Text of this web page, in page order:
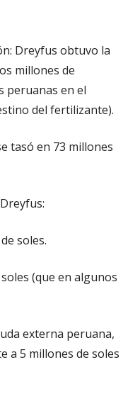
Dreyfus obtuvo la
millones de
peruanas en el
del fertilizante).
tasó en 73 millones
soles.
(que en algunos
externa peruana,
a 5 millones de soles